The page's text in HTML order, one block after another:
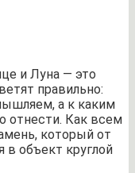
и Луна — это
правильно:
а к каким
отнести. Как всем
который от
в объект круглой